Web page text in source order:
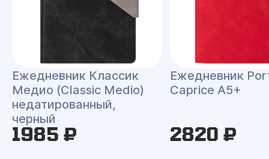
Ежедневник Классик
Медио (Classic Medio)
недатированный,
черный
1985 ₽
Ежедневник
Caprice A5+
2820 ₽